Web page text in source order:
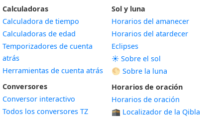
Calculadoras
Calculadora de tiempo
Calculadoras de edad
Temporizadores de cuenta
atrás
Herramientas de cuenta atrás
Conversores
Conversor interactivo
Todos los conversores TZ
Sol y luna
Horarios del amanecer
Horarios del atardecer
Eclipses
☀️ Sobre el sol
🌕 Sobre la luna
Horarios de oración
Horarios de oración
🕋 Localizador de la Qibla